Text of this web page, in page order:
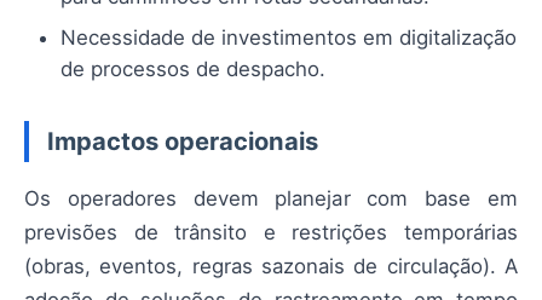
Necessidade de investimentos em digitalização
de processos de despacho.
Impactos operacionais
Os operadores devem planejar com base em
previsões de trânsito e restrições temporárias
(obras, eventos, regras sazonais de circulação). A